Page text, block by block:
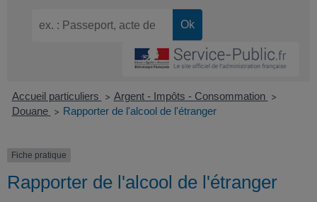
Accueil particuliers > Argent - Impôts - Consommation >
Douane > Rapporter de l'alcool de l'étranger
Fiche pratique
Rapporter de l'alcool de l'étranger